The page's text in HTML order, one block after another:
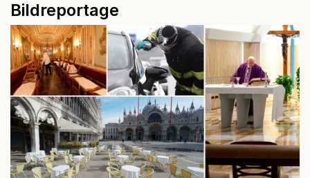
Bildreportage